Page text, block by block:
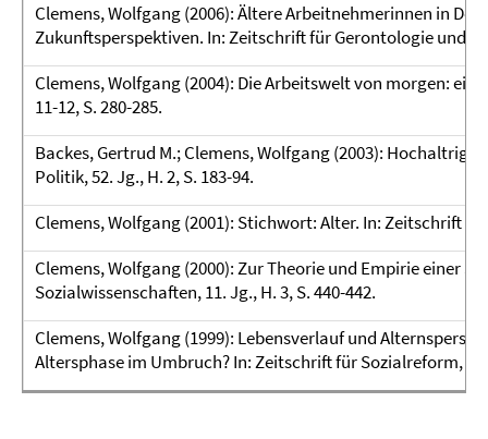
Clemens, Wolfgang (2006): Ältere Arbeitnehmerinnen in
Zukunftsperspektiven. In: Zeitschrift für Gerontologie und
Clemens, Wolfgang (2004): Die Arbeitswelt von morgen:
11-12, S. 280-285.
Backes, Gertrud M.; Clemens, Wolfgang (2003):
Politik, 52. Jg., H. 2, S. 183-94.
Clemens, Wolfgang (2001): Stichwort: Alter. In: Zeitschrift
Clemens, Wolfgang (2000): Zur Theorie und Empirie einer
Sozialwissenschaften, 11. Jg., H. 3, S. 440-442.
Clemens, Wolfgang (1999): Lebensverlauf und
Altersphase im Umbruch? In: Zeitschrift für Sozialreform, 45.